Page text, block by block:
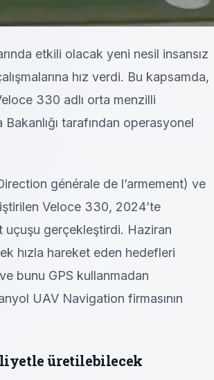
etkili olacak yeni nesil insansız
hız verdi. Bu kapsamda,
330 adlı orta menzilli
tarafından operasyonel
générale de l’armement) ve
Veloce 330, 2024’te
uçuşu gerçekleştirdi. Haziran
hızla hareket eden hedefleri
bunu GPS kullanmadan
UAV Navigation firmasının
üretilebilecek